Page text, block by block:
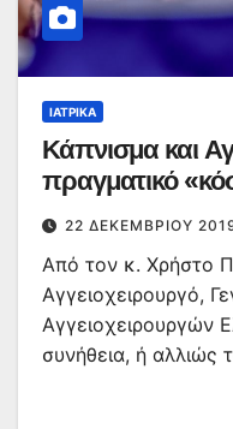
ΙΑΤΡΙΚΆ
Κάπνισμα και
πραγματικό
22 ΔΕΚΕΜΒΡΊΟΥ
Από τον κ. Χρήστο
Αγγειοχειρουργό,
Αγγειοχειρουργών
συνήθεια, ή αλλιώς